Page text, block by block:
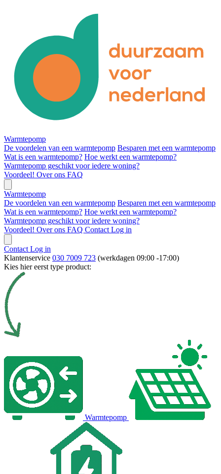
Warmtepomp
De voordelen van een warmtepomp Besparen met een warmtepomp
Wat is een warmtepomp? Hoe werkt een warmtepomp?
Warmtepomp geschikt voor iedere woning?
Voordeel! Over ons FAQ
Warmtepomp
De voordelen van een warmtepomp Besparen met een warmtepomp
Wat is een warmtepomp? Hoe werkt een warmtepomp?
Warmtepomp geschikt voor iedere woning?
Voordeel! Over ons FAQ Contact Log in
Contact Log in
Klantenservice 030 7009 723 (werkdagen 09:00 -17:00)
Kies hier eerst type product:
Warmtepomp